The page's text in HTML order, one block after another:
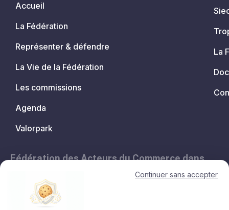
Accueil
La Fédération
Représenter & défendre
La Vie de la Fédération
Les commissions
Agenda
Valorpark
La
Fédération des Acteurs du Commerce dans
11, avenue de l'Opéra - 75001 Paris
contact@lesacteursducommerce.com
Continuer sans accepter